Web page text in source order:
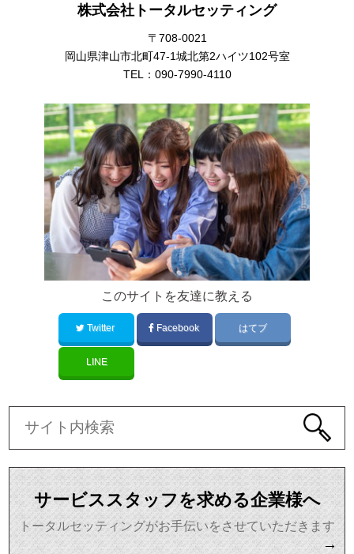
株式会社トータルセッティング
〒708-0021
岡山県津山市北町47-1城北第2ハイツ102号室
TEL： 090-7990-4110
このサイトを友達に教える
Twitter Facebook はてブ
LINE
サービススタッフを求める企業様へ
トータルセッティングがお手伝いをさせていただきます
→